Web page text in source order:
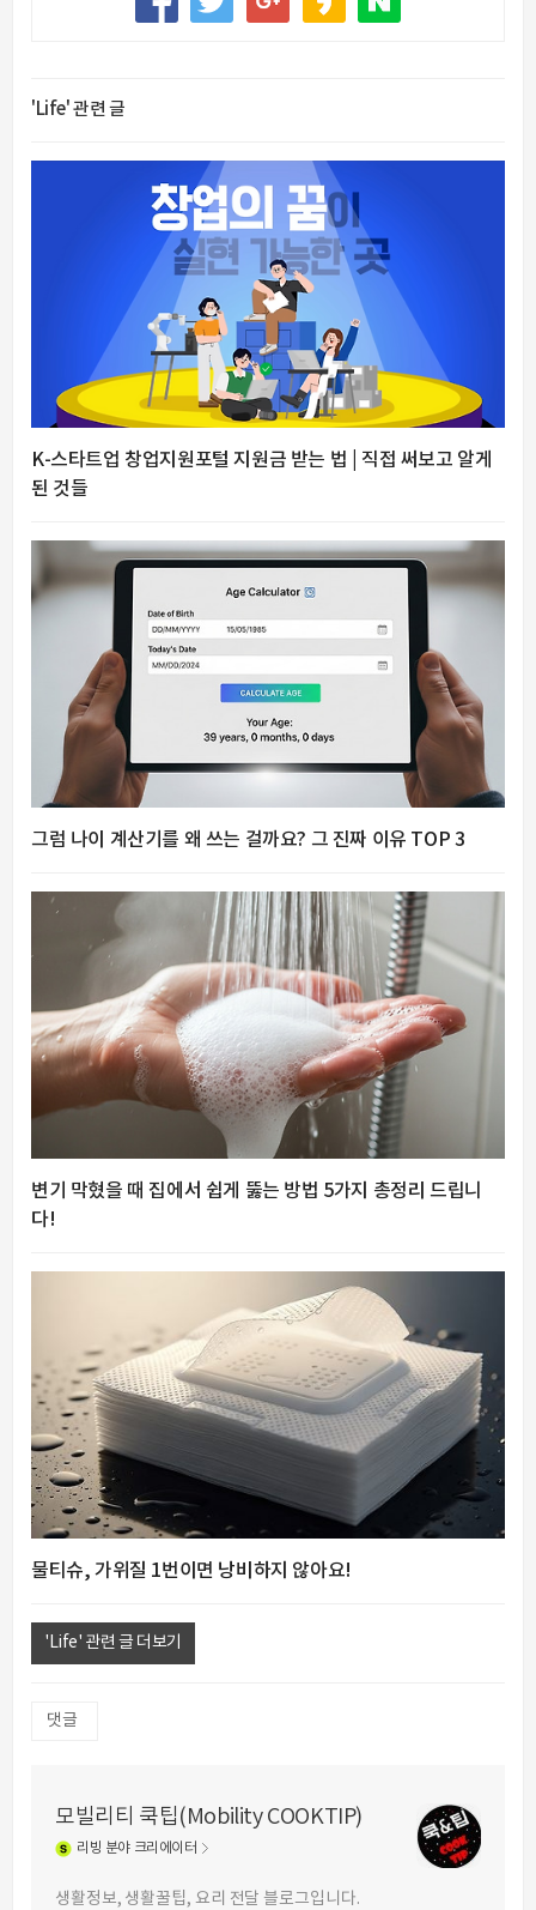
'Life' 관련 글
K-스타트업 창업지원포털 지원금 받는 법 | 직접 써보고 알게
된 것들
그럼 나이 계산기를 왜 쓰는 걸까요? 그 진짜 이유 TOP 3
변기 막혔을 때 집에서 쉽게 뚫는 방법 5가지 총정리 드립니
다!
물티슈, 가위질 1번이면 낭비하지 않아요!
'Life' 관련 글 더보기
댓글
모빌리티 쿡팁(Mobility COOKTIP)
리빙 분야 크리에이터
생활정보, 생활꿀팁, 요리 전달 블로그입니다.